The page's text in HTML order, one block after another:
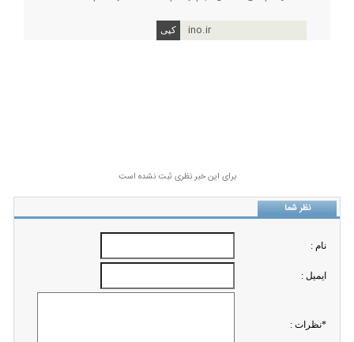
ino.ir
برای این خبر نظری ثبت نشده است
نظر شما
نام :
ايميل :
*نظرات :